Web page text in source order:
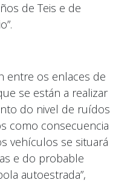
de Teis e de
entre os enlaces de
se están a realizar
do nivel de ruídos
como consecuencia
vehículos se situará
e do probable
autoestrada”,